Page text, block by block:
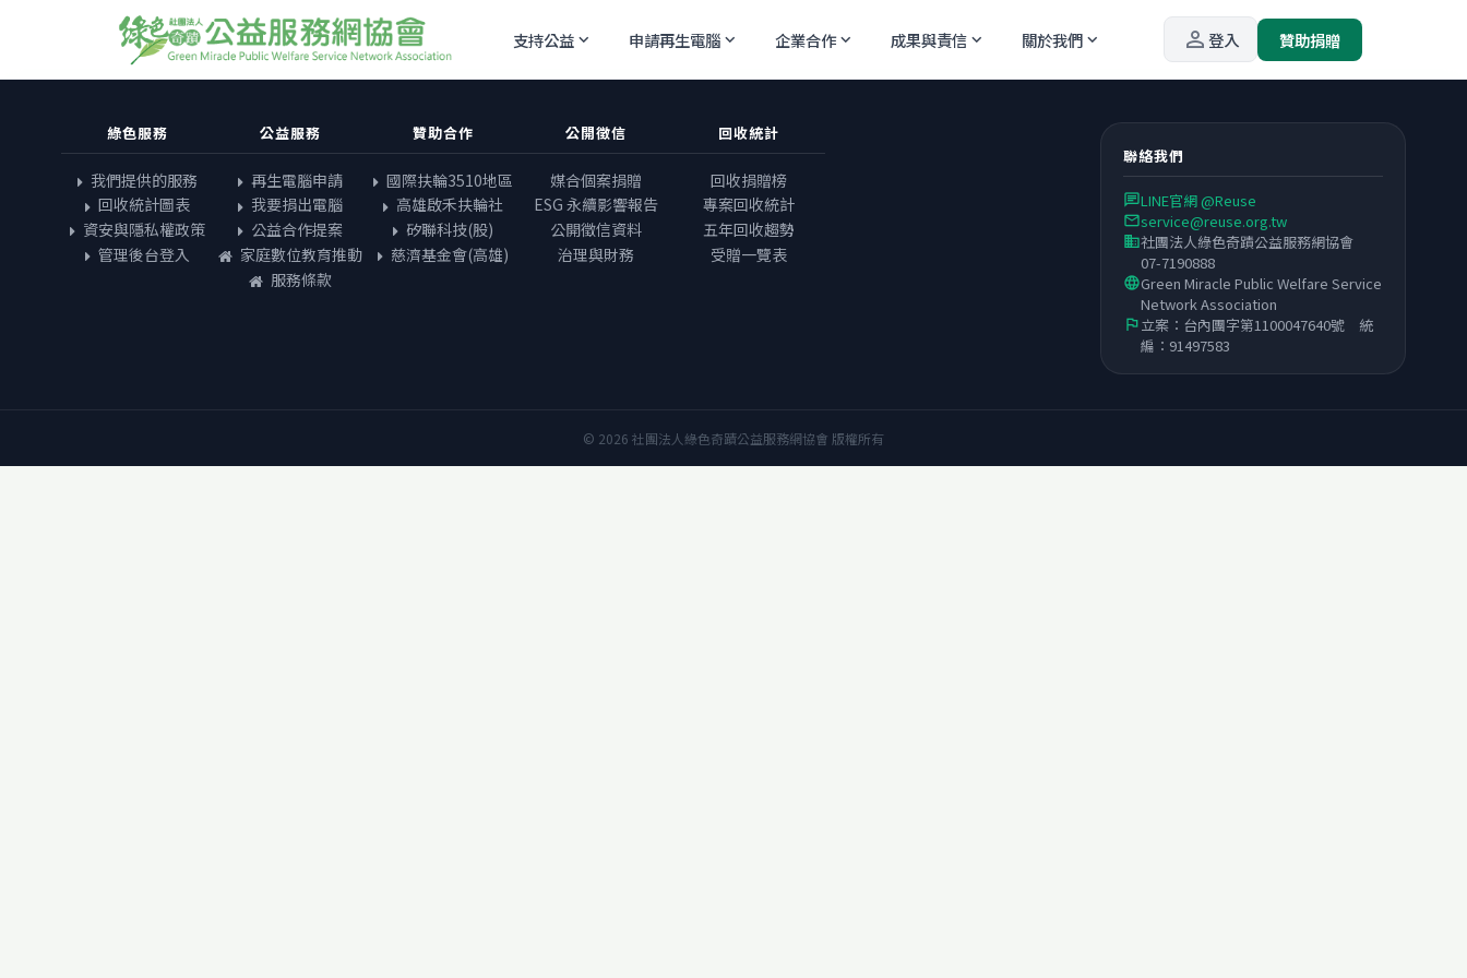
支持公益expand_more 申請再生電腦expand_more 企業合作expand_more 成果與責信expand_more 關於我們expand_more person_outline登入 贊助捐贈
綠色服務
我們提供的服務
回收統計圖表
資安與隱私權政策
管理後台登入
公益服務
再生電腦申請
我要捐出電腦
公益合作提案
家庭數位教育推動
服務條款
贊助合作
國際扶輪3510地區
高雄啟禾扶輪社
矽聯科技(股)
慈濟基金會(高雄)
公開徵信
媒合個案捐贈
ESG 永續影響報告
公開徵信資料
治理與財務
回收統計
回收捐贈榜
專案回收統計
五年回收趨勢
受贈一覽表
聯絡我們
chatLINE官網 @Reuse
emailservice@reuse.org.tw
business社團法人綠色奇蹟公益服務網協會
07-7190888
languageGreen Miracle Public Welfare Service
Network Association
flag立案：台內團字第1100047640號 統
編：91497583
© 2026 社團法人綠色奇蹟公益服務網協會 版權所有